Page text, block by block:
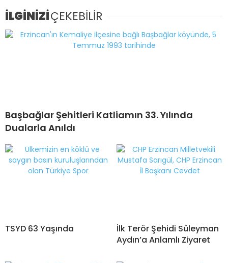
İLGİNİZİÇEKEBİLİR
Başbağlar Şehitleri Katliamın 33. Yılında
Dualarla Anıldı
TSYD 63 Yaşında
İlk Terör Şehidi Süleyman
Aydın’a Anlamlı Ziyaret